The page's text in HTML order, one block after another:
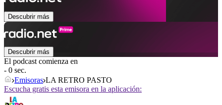
Descubrir más
Descubrir más
El podcast comienza en
- 0 sec.
Emisoras LA RETRO PASTO
Escucha gratis esta emisora en la aplicación: